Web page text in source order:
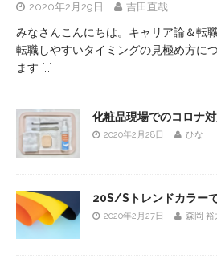
2020年2月29日 吉田直哉
みなさんこんにちは。キャリア論＆転
転職しやすいタイミングの見極め方に
ます […]
化粧品現場でのコロナ
2020年2月28日 ひな
20S/Sトレンドカラー
2020年2月27日 森岡 裕